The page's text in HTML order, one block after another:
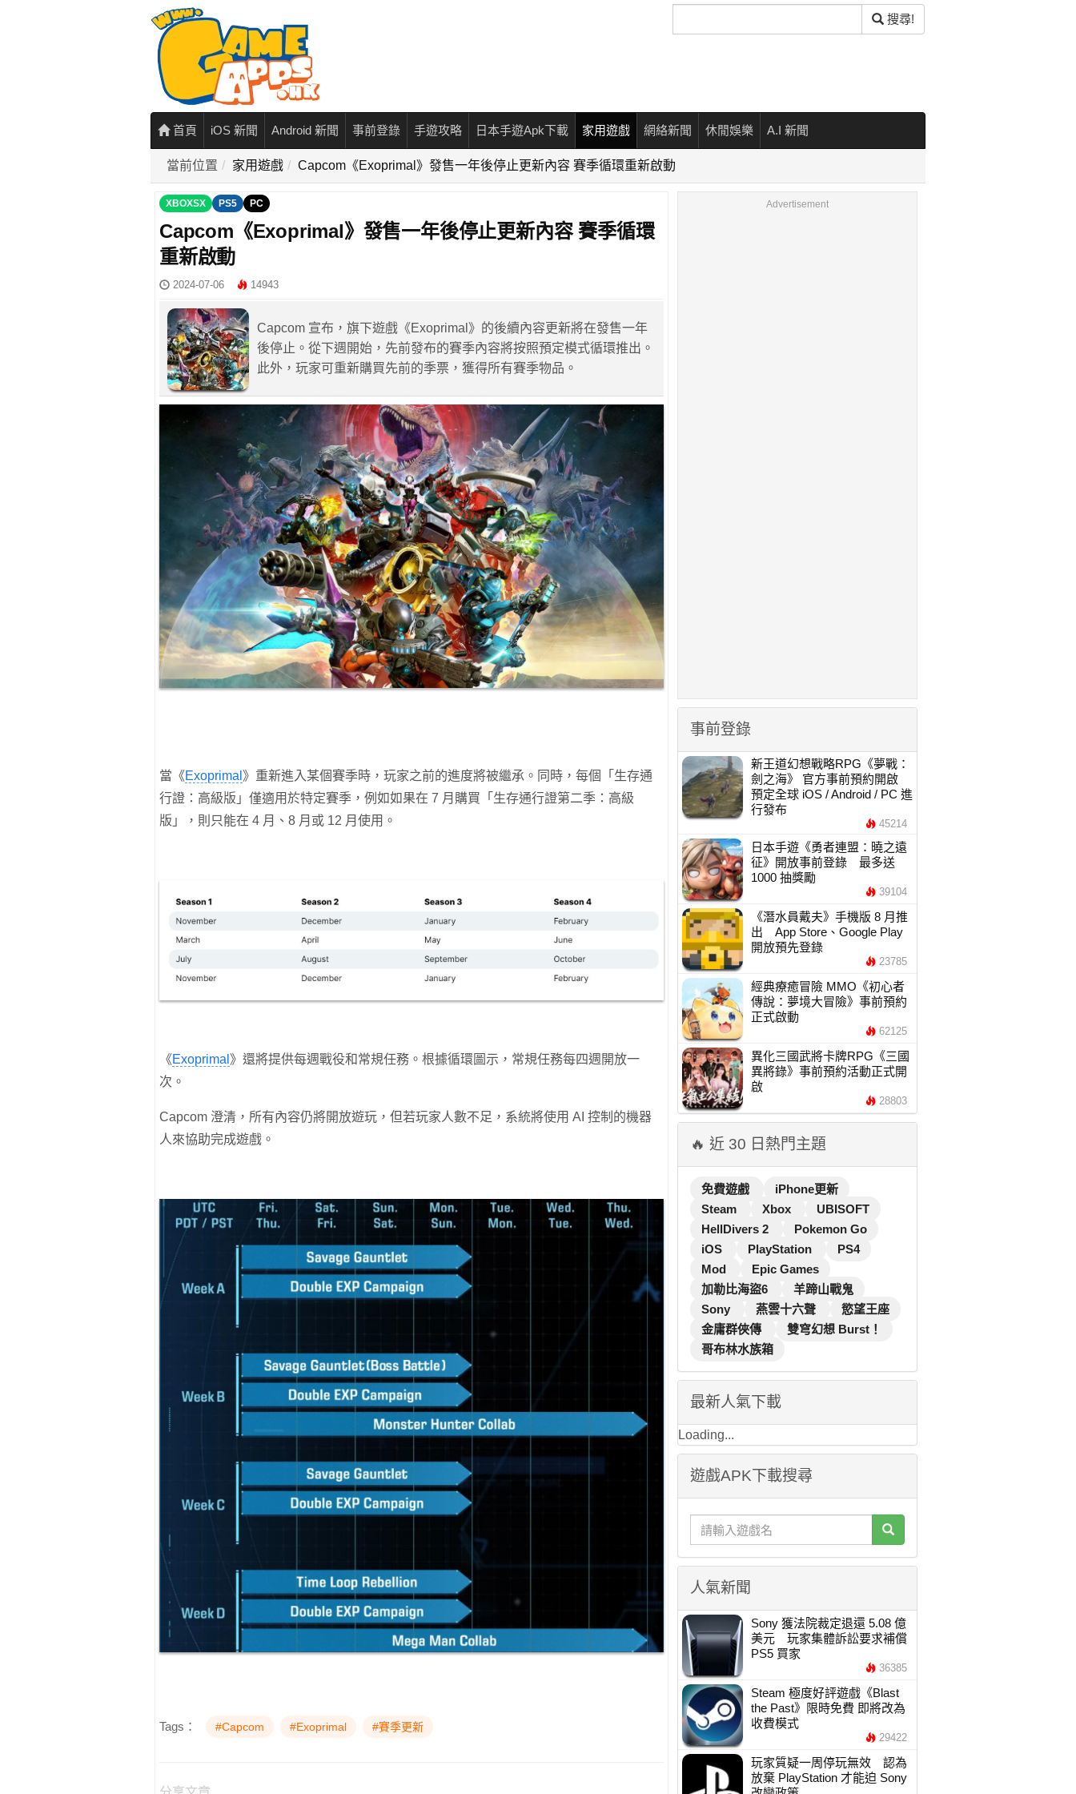
尋
搜尋!
首頁 iOS 新聞 Android 新聞 事前登錄 手遊攻略 日本手遊Apk下載 家用遊戲 網絡新聞 休閒娛樂 A.I 新聞
當前位置 家用遊戲 Capcom《Exoprimal》發售一年後停止更新內容 賽季循環重新啟動
XBOXSX PS5 PC
Capcom《Exoprimal》發售一年後停止更新內容 賽季循環
重新啟動
2024-07-06 14943
Capcom 宣布，旗下遊戲《Exoprimal》的後續內容更新將在發售一年
後停止。從下週開始，先前發布的賽季內容將按照預定模式循環推出。
此外，玩家可重新購買先前的季票，獲得所有賽季物品。
當《Exoprimal 》重新進入某個賽季時，玩家之前的進度將被繼承。同時，每個「生存通
行證：高級版」僅適用於特定賽季，例如如果在 7 月購買「生存通行證第二季：高級
版」，則只能在 4 月、8 月或 12 月使用。
《Exoprimal 》還將提供每週戰役和常規任務。根據循環圖示，常規任務每四週開放一
次。
Capcom 澄清，所有內容仍將開放遊玩，但若玩家人數不足，系統將使用 AI 控制的機器
人來協助完成遊戲。
Tags： #Capcom #Exoprimal #賽季更新
Advertisement
事前登錄
新王道幻想戰略RPG《夢戰：
劍之海》 官方事前預約開啟
預定全球 iOS / Android / PC 進
行發布
45214
日本手遊《勇者連盟：曉之遠
征》開放事前登錄 最多送
1000 抽獎勵
39104
《潛水員戴夫》手機版 8 月推
出 App Store、Google Play
開放預先登錄
23785
經典療癒冒險 MMO《初心者
傳說：夢境大冒險》事前預約
正式啟動
62125
異化三國武將卡牌RPG《三國
異將錄》事前預約活動正式開
啟
28803
🔥 近 30 日熱門主題
免費遊戲
iPhone更新
Steam
Xbox
UBISOFT
HellDivers 2
Pokemon Go
iOS
PlayStation
PS4
Mod
Epic Games
加勒比海盜6
羊蹄山戰鬼
Sony
燕雲十六聲
慾望王座
金庸群俠傳
雙穹幻想 Burst！
哥布林水族箱
最新人氣下載
Loading...
遊戲APK下載搜尋
人氣新聞
Sony 獲法院裁定退還 5.08 億
美元 玩家集體訴訟要求補償
PS5 買家
36385
Steam 極度好評遊戲《Blast
the Past》限時免費 即將改為
收費模式
29422
玩家質疑一周停玩無效 認為
放棄 PlayStation 才能迫 Sony